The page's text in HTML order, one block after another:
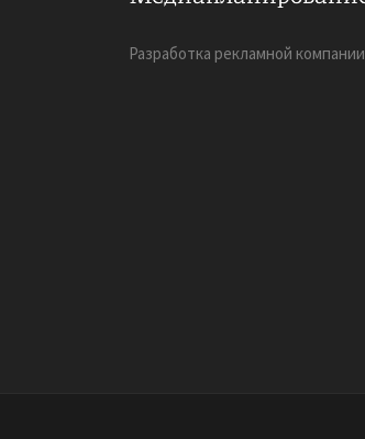
Разработка рекламной компании